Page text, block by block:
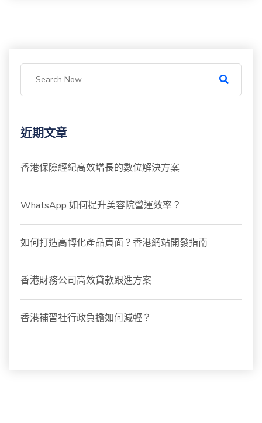
近期文章
香港保險經紀高效增長的數位解決方案
WhatsApp 如何提升美容院營運效率？
如何打造高轉化產品頁面？香港網站開發指南
香港財務公司高效貸款跟進方案
香港補習社行政負擔如何減輕？